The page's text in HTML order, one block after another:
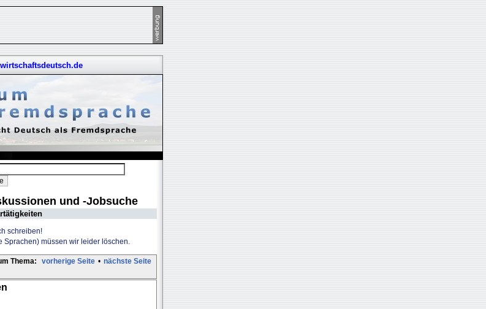
wirtschaftsdeutsch.de
und -Jobsuche
schreiben!
müssen wir leider löschen.
Thema: vorherige Seite • nächste Seite